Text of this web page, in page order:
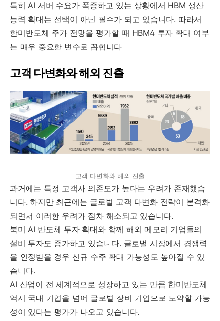
특히 AI 서버 수요가 폭증하고 있는 상황에서 HBM 생산
능력 확대는 선택이 아닌 필수가 되고 있습니다. 따라서
한미반도체 주가 전망을 평가할 때 HBM4 투자 확대 여부
는 매우 중요한 변수로 꼽힙니다.
고객 다변화와 해외 진출
고객 다변화와 해외 진출
과거에는 특정 고객사 의존도가 높다는 우려가 존재했습
니다. 하지만 최근에는 글로벌 고객 다변화 전략이 본격화
되면서 이러한 우려가 점차 해소되고 있습니다.
북미 AI 반도체 투자 확대와 함께 해외 메모리 기업들의
설비 투자도 증가하고 있습니다. 글로벌 시장에서 경쟁력
을 인정받을 경우 신규 수주 확대 가능성도 높아질 수 있
습니다.
AI 산업이 전 세계적으로 성장하고 있는 만큼 한미반도체
역시 국내 기업을 넘어 글로벌 장비 기업으로 도약할 가능
성이 있다는 평가가 나오고 있습니다.